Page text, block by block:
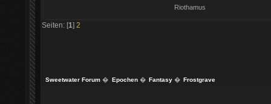
Riothamus
Seiten: [1] 2
Sweetwater Forum � Epochen� Fantasy� Frostgrave